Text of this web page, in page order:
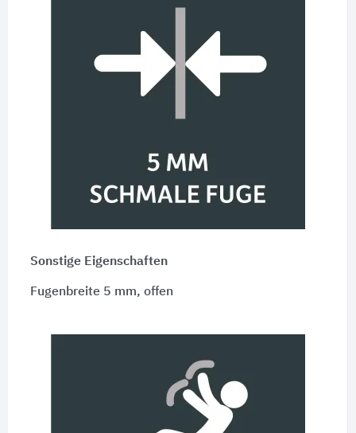
Sonstige Eigenschaften
Fugenbreite 5 mm, offen